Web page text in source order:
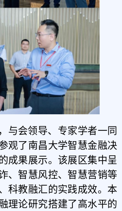
与会领导、专家学者一同
观了南昌大学智慧金融决
成果展示。该展区集中呈
、 智慧风控、智慧营销等
科教融汇的实践成效。本
理论研究搭建了高水平的